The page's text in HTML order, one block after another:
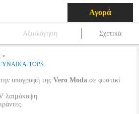
Αγορά
Αξιολόγηση Σχετικά
•
ΓΥΝΑΙΚΑ-TOPS
υπογραφή της Vero Moda σε φυστικί
λαιμόκοψη.